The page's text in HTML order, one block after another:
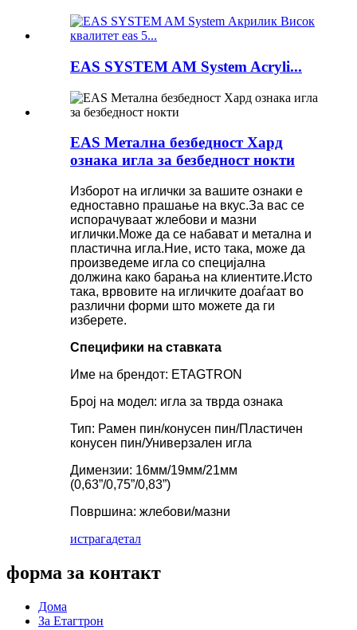
EAS SYSTEM AM System Acryli...
EAS Метална безбедност Хард
ознака игла за безбедност нокти
Изборот на иглички за вашите ознаки е
едноставно прашање на вкус.За вас се
испорачуваат жлебови и мазни
иглички.Може да се набават и метална и
пластична игла.Ние, исто така, може да
произведеме игла со специјална
должина како барања на клиентите.Исто
така, врвовите на игличките доаѓаат во
различни форми што можете да ги
изберете.
Специфики на ставката
Име на брендот: ETAGTRON
Број на модел: игла за тврда ознака
Тип: Рамен пин/конусен пин/Пластичен
конусен пин/Универзален игла
Димензии: 16мм/19мм/21мм
(0,63”/0,75”/0,83”)
Површина: жлебови/мазни
истрагадетал
форма за контакт
Дома
За Етагтрон